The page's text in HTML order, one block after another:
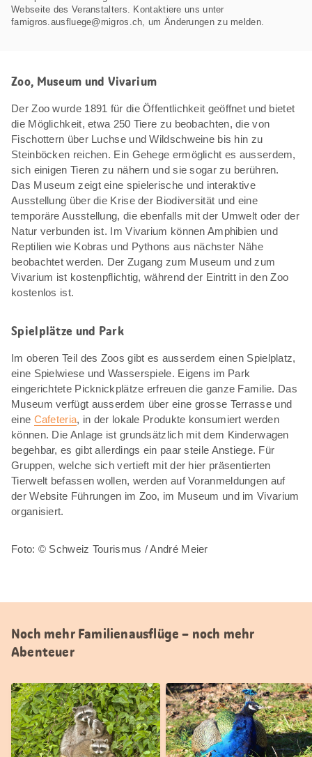
Webseite des Veranstalters. Kontaktiere uns unter
famigros.ausfluege@migros.ch, um Änderungen zu melden.
Zoo, Museum und Vivarium
Der Zoo wurde 1891 für die Öffentlichkeit geöffnet und bietet
die Möglichkeit, etwa 250 Tiere zu beobachten, die von
Fischottern über Luchse und Wildschweine bis hin zu
Steinböcken reichen. Ein Gehege ermöglicht es ausserdem,
sich einigen Tieren zu nähern und sie sogar zu berühren.
Das Museum zeigt eine spielerische und interaktive
Ausstellung über die Krise der Biodiversität und eine
temporäre Ausstellung, die ebenfalls mit der Umwelt oder der
Natur verbunden ist. Im Vivarium können Amphibien und
Reptilien wie Kobras und Pythons aus nächster Nähe
beobachtet werden. Der Zugang zum Museum und zum
Vivarium ist kostenpflichtig, während der Eintritt in den Zoo
kostenlos ist.
Spielplätze und Park
Im oberen Teil des Zoos gibt es ausserdem einen Spielplatz,
eine Spielwiese und Wasserspiele. Eigens im Park
eingerichtete Picknickplätze erfreuen die ganze Familie. Das
Museum verfügt ausserdem über eine grosse Terrasse und
eine Cafeteria, in der lokale Produkte konsumiert werden
können. Die Anlage ist grundsätzlich mit dem Kinderwagen
begehbar, es gibt allerdings ein paar steile Anstiege. Für
Gruppen, welche sich vertieft mit der hier präsentierten
Tierwelt befassen wollen, werden auf Voranmeldungen auf
der Website Führungen im Zoo, im Museum und im Vivarium
organisiert.
Foto: © Schweiz Tourismus / André Meier
Noch mehr Familienausflüge – noch mehr
Abenteuer